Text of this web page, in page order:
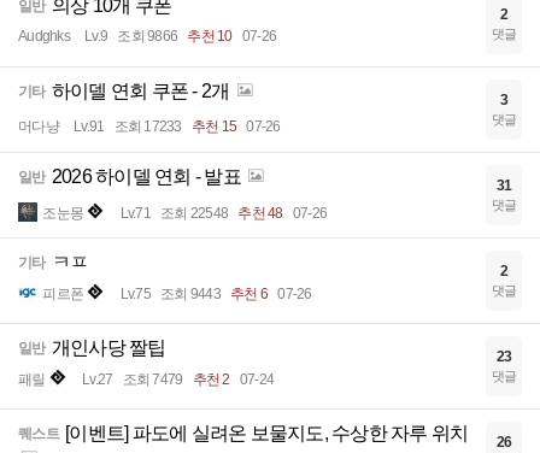
일반 의상 10개 쿠폰
Audghks Lv.9 조회 9866 추천 10 07-26
2
댓글
기타 하이델 연회 쿠폰 - 2개
머다냥 Lv.91 조회 17233 추천 15 07-26
3
댓글
일반 2026 하이델 연회 - 발표
조눈몽 Lv.71 조회 22548 추천 48 07-26
31
댓글
기타 ㅋㅍ
피르폰 Lv.75 조회 9443 추천 6 07-26
2
댓글
일반 개인사당 짤팁
패릴 Lv.27 조회 7479 추천 2 07-24
23
댓글
퀘스트 [이벤트] 파도에 실려온 보물지도, 수상한 자루 위치 26